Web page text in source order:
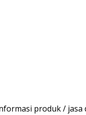
produk / jasa